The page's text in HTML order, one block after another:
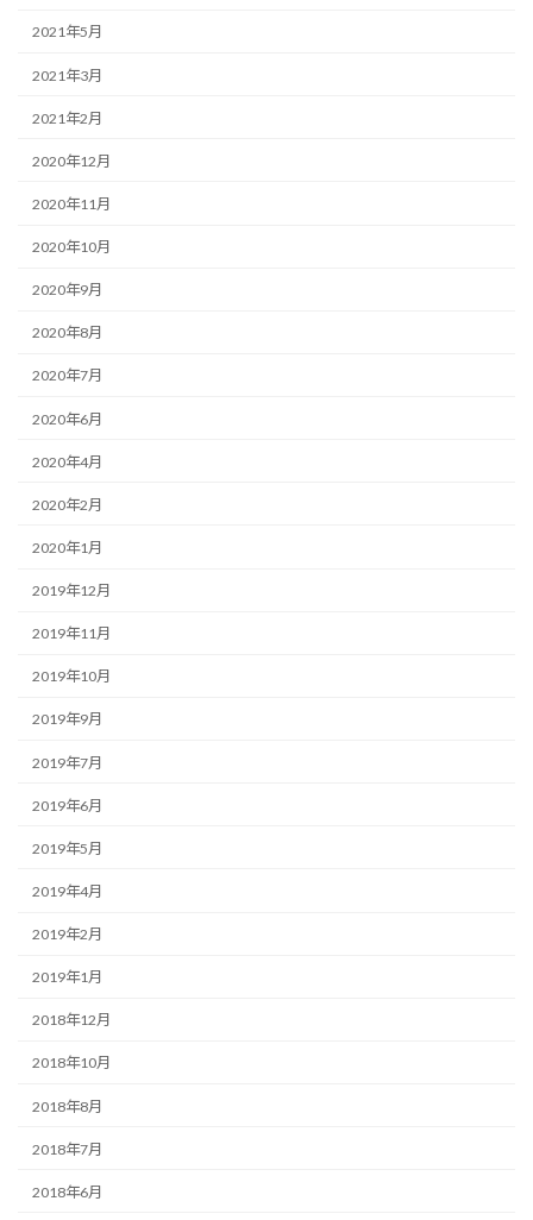
2021年5月
2021年3月
2021年2月
2020年12月
2020年11月
2020年10月
2020年9月
2020年8月
2020年7月
2020年6月
2020年4月
2020年2月
2020年1月
2019年12月
2019年11月
2019年10月
2019年9月
2019年7月
2019年6月
2019年5月
2019年4月
2019年2月
2019年1月
2018年12月
2018年10月
2018年8月
2018年7月
2018年6月